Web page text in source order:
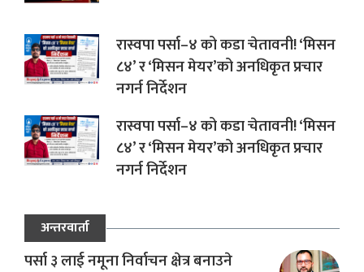
रास्वपा पर्सा–४ को कडा चेतावनी! ‘मिसन
८४’ र ‘मिसन मेयर’को अनधिकृत प्रचार
नगर्न निर्देशन
रास्वपा पर्सा–४ को कडा चेतावनी! ‘मिसन
८४’ र ‘मिसन मेयर’को अनधिकृत प्रचार
नगर्न निर्देशन
अन्तरवार्ता
पर्सा ३ लाई नमूना निर्वाचन क्षेत्र बनाउने